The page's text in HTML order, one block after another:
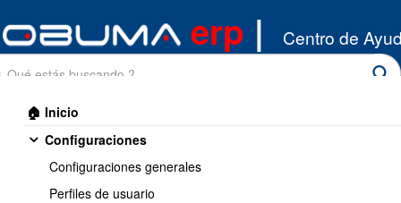
erp | Centro de
🏠 Inicio
Configuraciones
Configuraciones generales
Perfiles de usuario